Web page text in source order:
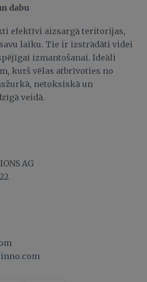
dabu
efektīvi aizsargā teritorijas,
laiku. Tie ir izstrādāti videi
izmantošanai. Ideāli
kurš vēlas atbrīvoties no
netoksiskā un
veidā.
AG